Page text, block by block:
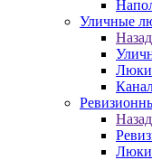
Уличные
Назад
Люки
Назад
Люки